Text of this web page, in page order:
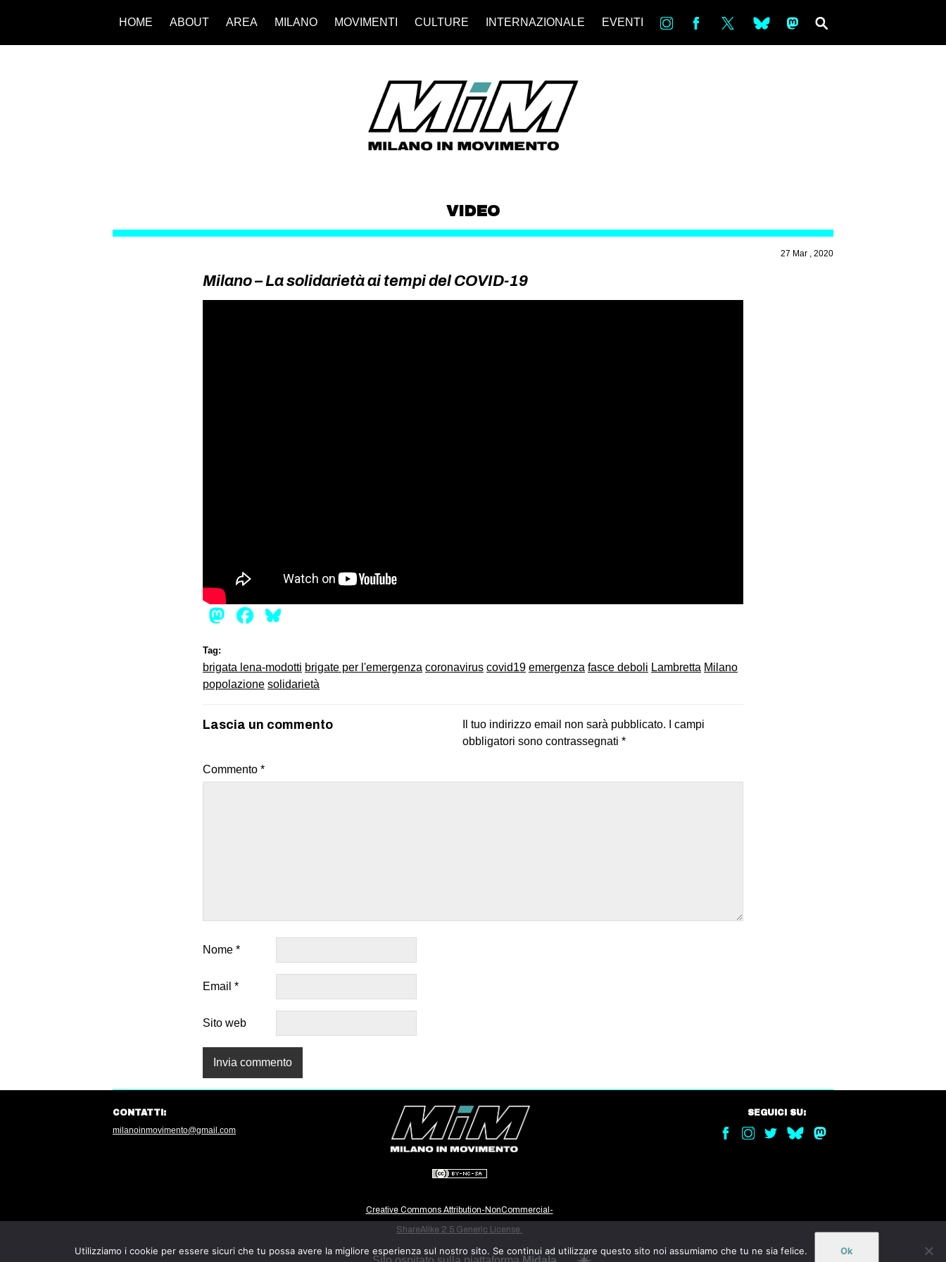
HOME ABOUT AREA MILANO MOVIMENTI CULTURE INTERNAZIONALE EVENTI in bsky ms
VIDEO
27 Mar , 2020
Milano – La solidarietà ai tempi del COVID-19
Mastodon
Facebook
Tag:
brigata lena-modotti brigate per l'emergenza coronavirus covid19 emergenza fasce deboli Lambretta Milano
popolazione solidarietà
Lascia un commento Il tuo indirizzo email non sarà pubblicato.
I campi
obbligatori sono contrassegnati *
Commento *
Nome *
Email *
Sito web
Creative Commons Attribution-NonCommercial-
ShareAlike 2.5 Generic License.
CONTATTI:
milanoinmovimento@gmail.com
SEGUICI SU:
Utilizziamo i cookie per essere sicuri che tu possa avere la migliore esperienza sul nostro sito. Se continui ad utilizzare questo sito noi assumiamo che tu ne sia felice. Ok